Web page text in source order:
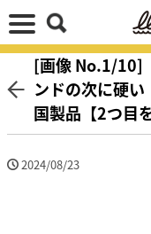
[画像 No.1/10]
ンドの次に硬
国製品【2つ目
2024/08/23